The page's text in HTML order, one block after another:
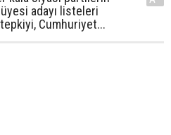
adayı listeleri
Cumhuriyet...